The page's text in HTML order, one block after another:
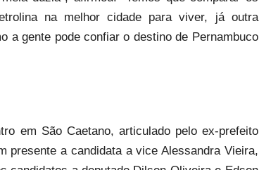
na melhor cidade para viver, já outra
a gente pode confiar o destino de Pernambuco
em São Caetano, articulado pelo ex-prefeito
presente a candidata a vice Alessandra Vieira,